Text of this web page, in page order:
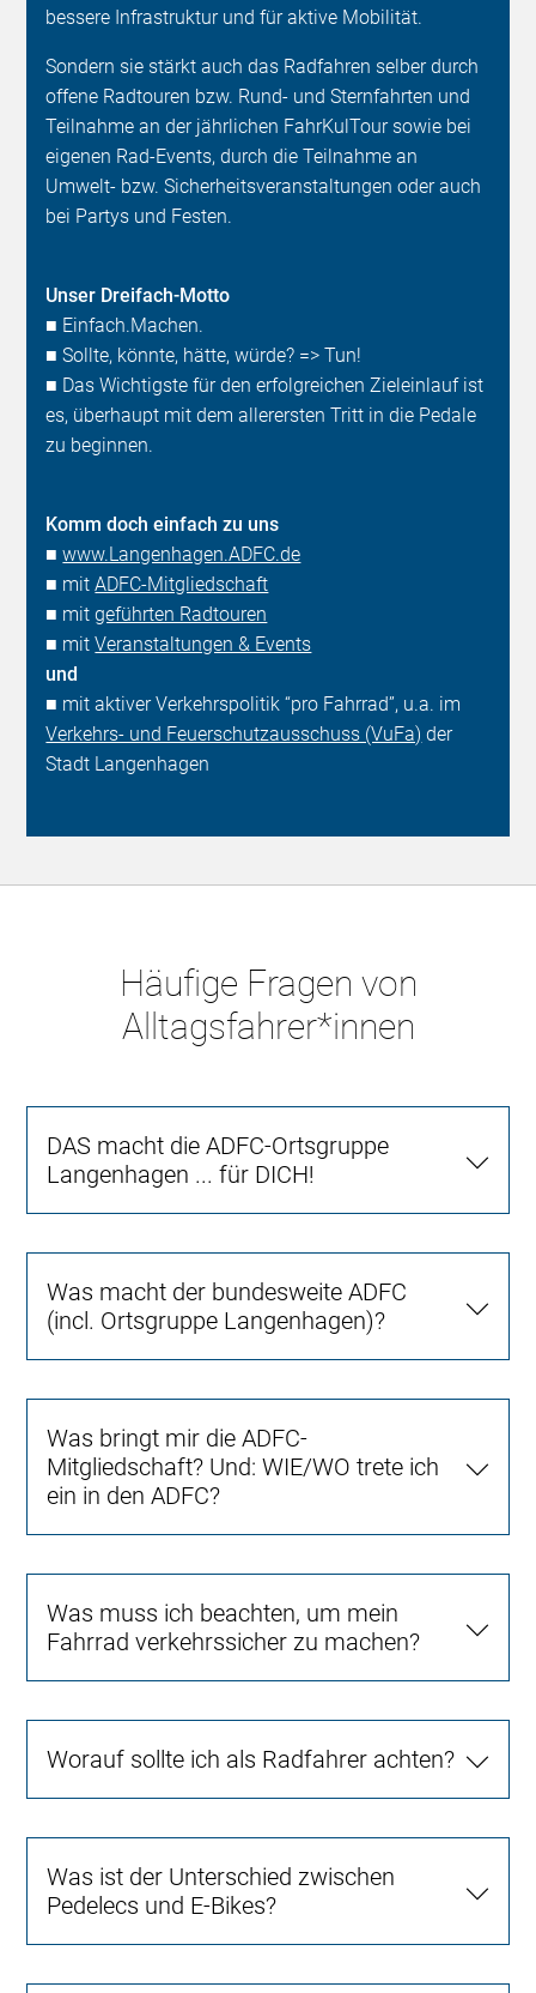
bessere Infrastruktur und für aktive Mobilität.
Sondern sie stärkt auch das Radfahren selber durch
offene Radtouren bzw. Rund- und Sternfahrten und
Teilnahme an der jährlichen FahrKulTour sowie bei
eigenen Rad-Events, durch die Teilnahme an
Umwelt- bzw. Sicherheitsveranstaltungen oder auch
bei Partys und Festen.
Unser Dreifach-Motto
■ Einfach.Machen.
■ Sollte, könnte, hätte, würde? => Tun!
■ Das Wichtigste für den erfolgreichen Zieleinlauf ist
es, überhaupt mit dem allerersten Tritt in die Pedale
zu beginnen.
Komm doch einfach zu uns
■www.Langenhagen.ADFC.de
■ mitADFC-Mitgliedschaft
■ mitgeführten Radtouren
■ mitVeranstaltungen & Events
und
■ mit aktiver Verkehrspolitik “pro Fahrrad”, u.a. im
Verkehrs- und Feuerschutzausschuss (VuFa) der
Stadt Langenhagen
Häufige Fragen von
Alltagsfahrer*innen
DAS macht die ADFC-Ortsgruppe
Langenhagen ... für DICH!
Was macht der bundesweite ADFC
(incl. Ortsgruppe Langenhagen)?
Was bringt mir die ADFC-
Mitgliedschaft? Und: WIE/WO trete ich
ein in den ADFC?
Was muss ich beachten, um mein
Fahrrad verkehrssicher zu machen?
Worauf sollte ich als Radfahrer achten?
Was ist der Unterschied zwischen
Pedelecs und E-Bikes?